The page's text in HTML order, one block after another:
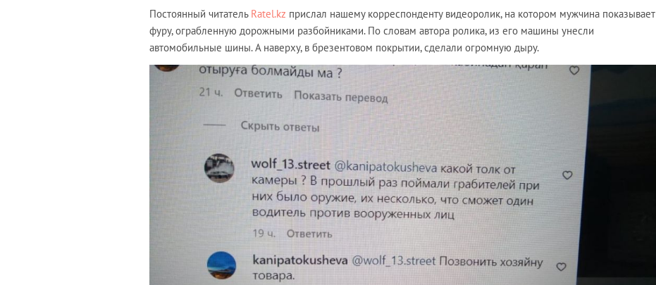
Постоянный читатель Ratel.kz прислал нашему корреспонденту видеоролик, на котором мужчина показывает
фуру, ограбленную дорожными разбойниками. По словам автора ролика, из его машины унесли
автомобильные шины. А наверху, в брезентовом покрытии, сделали огромную дыру.